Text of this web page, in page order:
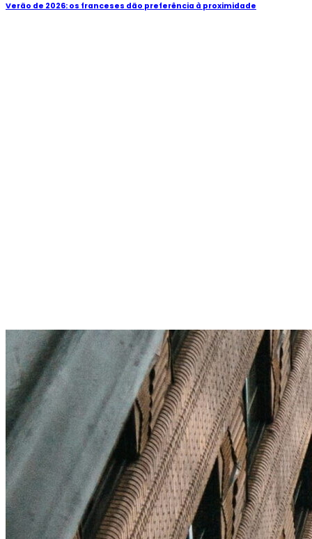
Verão de 2026: os franceses dão preferência à proximidade